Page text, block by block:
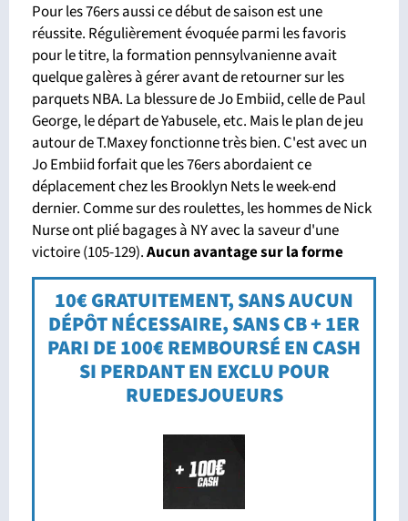
Pour les 76ers aussi ce début de saison est une
réussite. Régulièrement évoquée parmi les favoris
pour le titre, la formation pennsylvanienne avait
quelque galères à gérer avant de retourner sur les
parquets NBA. La blessure de Jo Embiid, celle de Paul
George, le départ de Yabusele, etc. Mais le plan de jeu
autour de T.Maxey fonctionne très bien. C'est avec un
Jo Embiid forfait que les 76ers abordaient ce
déplacement chez les Brooklyn Nets le week-end
dernier. Comme sur des roulettes, les hommes de Nick
Nurse ont plié bagages à NY avec la saveur d'une
victoire (105-129).Aucun avantage sur la forme
10€ GRATUITEMENT, SANS AUCUN
DÉPÔT NÉCESSAIRE, SANS CB + 1ER
PARI DE 100€ REMBOURSÉ EN CASH
SI PERDANT EN EXCLU POUR
RUEDESJOUEURS